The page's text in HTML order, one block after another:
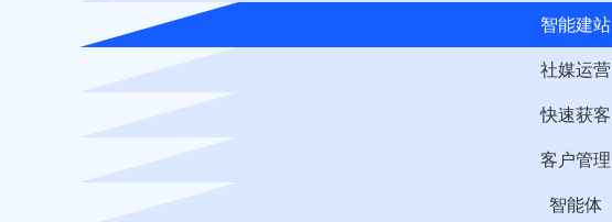
智能建站
社媒运营
快速获客
客户管理
智能体